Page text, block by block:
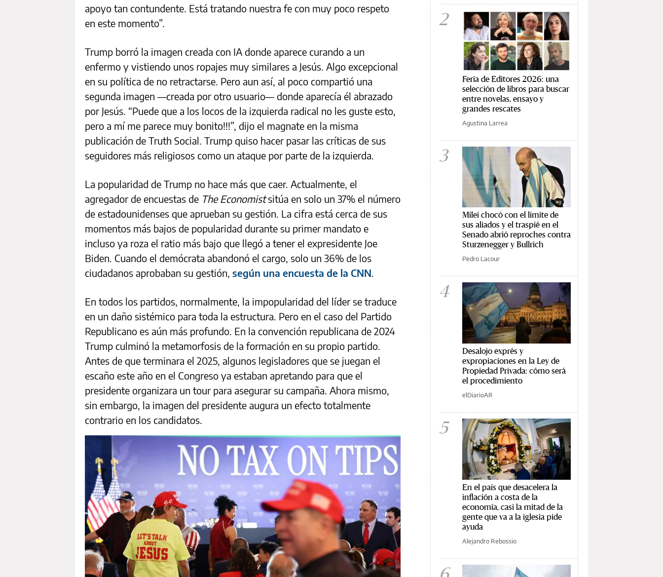
apoyo tan contundente. Está tratando nuestra fe con muy poco respeto
en este momento”.
Trump borró la imagen creada con IA donde aparece curando a un
enfermo y vistiendo unos ropajes muy similares a Jesús. Algo excepcional
en su política de no retractarse. Pero aun así, al poco compartió una
segunda imagen —creada por otro usuario— donde aparecía él abrazado
por Jesús. “Puede que a los locos de la izquierda radical no les guste esto,
pero a mí me parece muy bonito!!!”, dijo el magnate en la misma
publicación de Truth Social. Trump quiso hacer pasar las críticas de sus
seguidores más religiosos como un ataque por parte de la izquierda.
La popularidad de Trump no hace más que caer. Actualmente, el
agregador de encuestas de The Economistsitúa en solo un 37% el número
de estadounidenses que aprueban su gestión. La cifra está cerca de sus
momentos más bajos de popularidad durante su primer mandato e
incluso ya roza el ratio más bajo que llegó a tener el expresidente Joe
Biden. Cuando el demócrata abandonó el cargo, solo un 36% de los
ciudadanos aprobaban su gestión, según una encuesta de la CNN.
En todos los partidos, normalmente, la impopularidad del líder se traduce
en un daño sistémico para toda la estructura. Pero en el caso del Partido
Republicano es aún más profundo. En la convención republicana de 2024
Trump culminó la metamorfosis de la formación en su propio partido.
Antes de que terminara el 2025, algunos legisladores que se juegan el
escaño este año en el Congreso ya estaban apretando para que el
presidente organizara un tour para asegurar su campaña. Ahora mismo,
sin embargo, la imagen del presidente augura un efecto totalmente
contrario en los candidatos.
2
Feria de Editores 2026: una
selección de libros para buscar
entre novelas, ensayo y
grandes rescates
Agustina Larrea
3
Milei chocó con el límite de
sus aliados y el traspié en el
Senado abrió reproches contra
Sturzenegger y Bullrich
Pedro Lacour
4
Desalojo exprés y
expropiaciones en la Ley de
Propiedad Privada: cómo será
el procedimiento
elDiarioAR
5
En el país que desacelera la
inflación a costa de la
economía, casi la mitad de la
gente que va a la iglesia pide
ayuda
Alejandro Rebossio